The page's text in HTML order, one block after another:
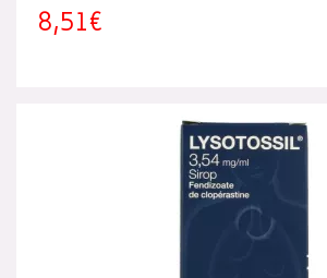
8,51€